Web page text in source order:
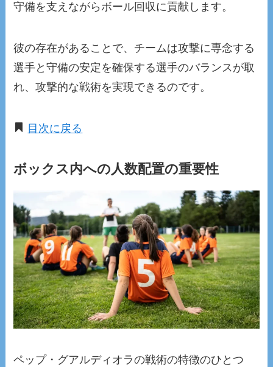
守備を支えながらボール回収に貢献します。
彼の存在があることで、チームは攻撃に専念する
選手と守備の安定を確保する選手のバランスが取
れ、攻撃的な戦術を実現できるのです。
目次に戻る
ボックス内への人数配置の重要性
ペップ・グアルディオラの戦術の特徴のひとつ